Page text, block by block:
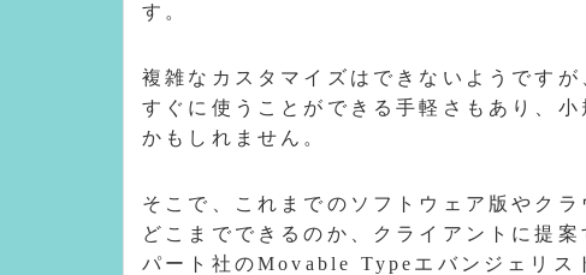
す。
複雑なカスタマイズはできないようです
すぐに使うことができる手軽さもあり、
かもしれません。
そこで、これまでのソフトウェア版やク
どこまでできるのか、クライアントに提
パート社のMovable Typeエバンジェリス